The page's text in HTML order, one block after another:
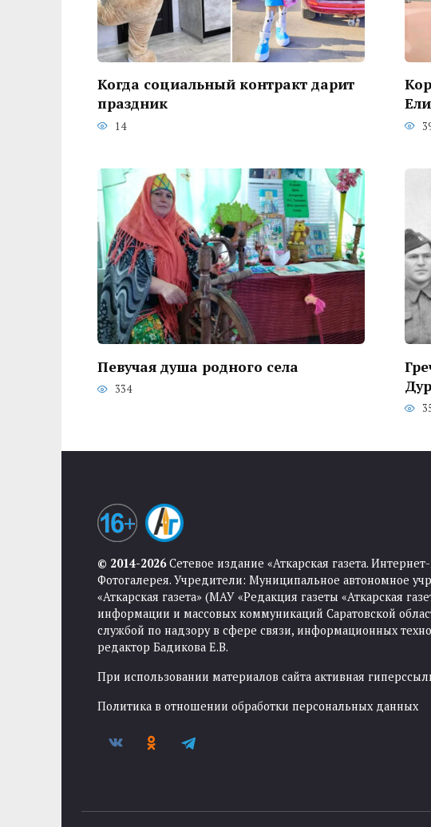
Когда социальный контракт дарит
праздник
14
Певучая душа родного села
334
© 2014-2026Сетевое издание «Аткарская газета.
Фотогалерея. Учредители: Муниципальное автономное
«Аткарская газета» (МАУ «Редакция газеты «Аткарская
информации и массовых коммуникаций Саратовской
службой по надзору в сфере связи, информационных
редактор Бадикова Е.В.
При использовании материалов сайта активная
Политика в отношении обработки персональных данных